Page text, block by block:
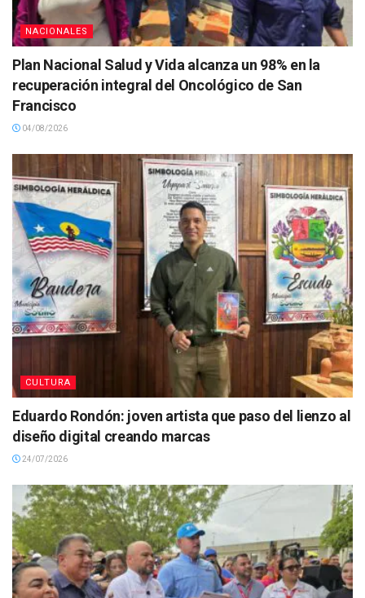
NACIONALES
Plan Nacional Salud y Vida alcanza un 98% en la
recuperación integral del Oncológico de San
Francisco
04/08/2026
CULTURA
Eduardo Rondón: joven artista que paso del lienzo al
diseño digital creando marcas
24/07/2026